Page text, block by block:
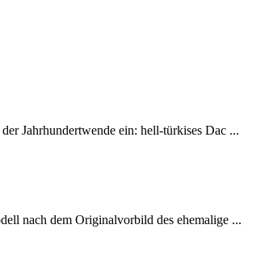
Jahrhundertwende ein: hell-türkises Dac ...
nach dem Originalvorbild des ehemalige ...